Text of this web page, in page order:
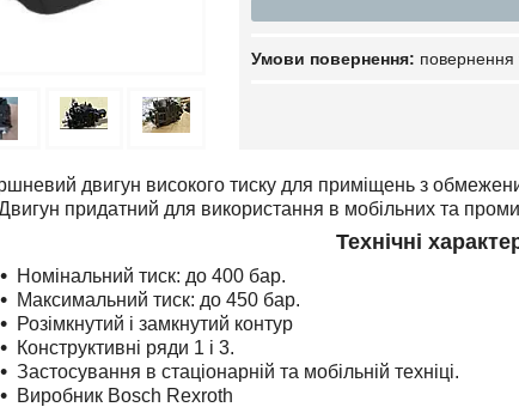
повернення
двигун високого тиску для приміщень з
придатний для використання в мобільних та
Технічні
Номінальний тиск: до 400 бар.
Максимальний тиск: до 450 бар.
Розімкнутий і замкнутий контур
Конструктивні ряди 1 і 3.
Застосування в стаціонарній та мобільній техніці.
Виробник Bosch Rexroth